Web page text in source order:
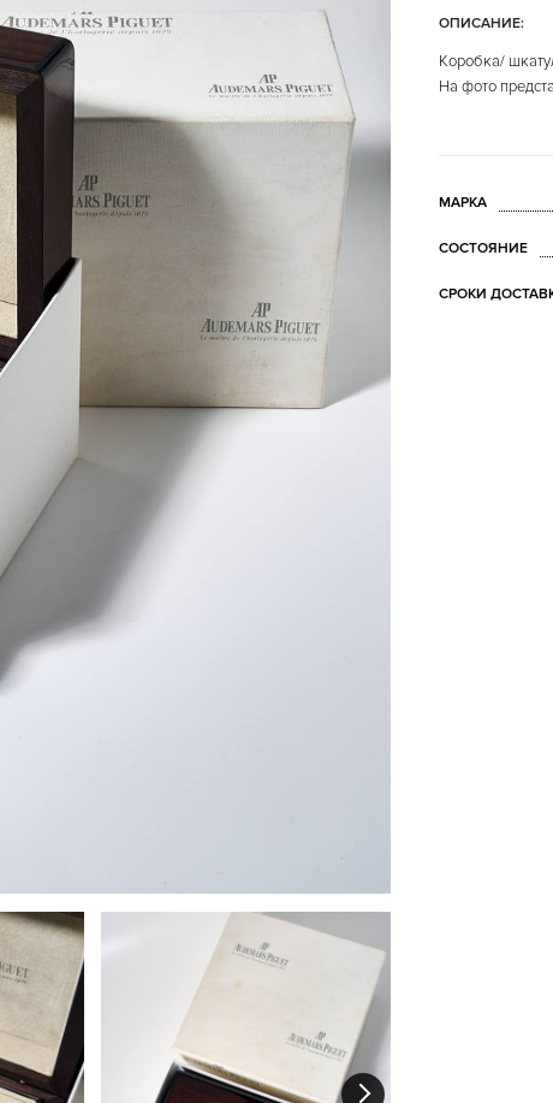
ОПИСАНИЕ:
Коробка/
На фото
МАРКА
СОСТОЯНИЕ
СРОКИ